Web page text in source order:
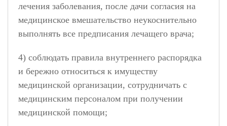
лечения заболевания, после дачи согласия на
медицинское вмешательство неукоснительно
выполнять все предписания лечащего врача;
4) соблюдать правила внутреннего распорядка
и бережно относиться к имуществу
медицинской организации, сотрудничать с
медицинским персоналом при получении
медицинской помощи;